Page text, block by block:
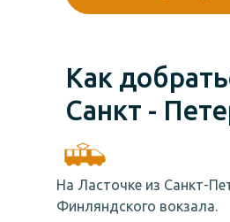
Как
Санкт -
На Ласточке из Санкт-
Финляндского вокзала.